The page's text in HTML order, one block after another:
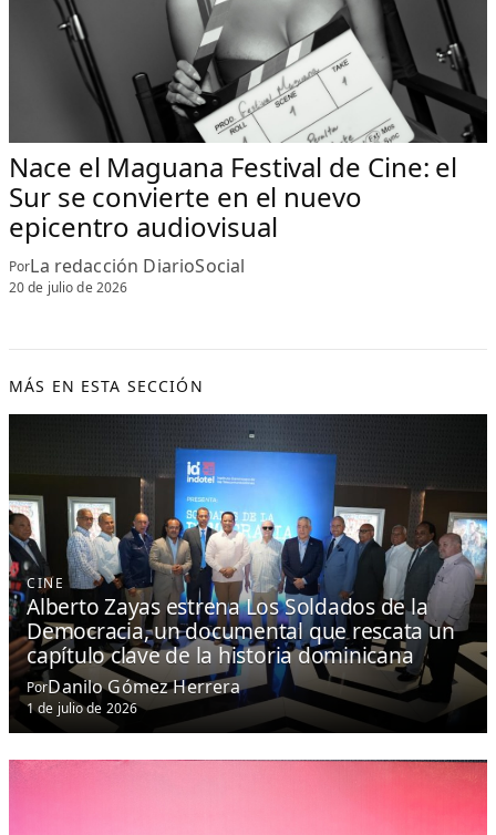
Nace el Maguana Festival de Cine: el
Sur se convierte en el nuevo
epicentro audiovisual
PorLa redacción DiarioSocial
20 de julio de 2026
MÁS EN ESTA SECCIÓN
CINE
Alberto Zayas estrena Los Soldados de la
Democracia, un documental que rescata un
capítulo clave de la historia dominicana
PorDanilo Gómez Herrera
1 de julio de 2026